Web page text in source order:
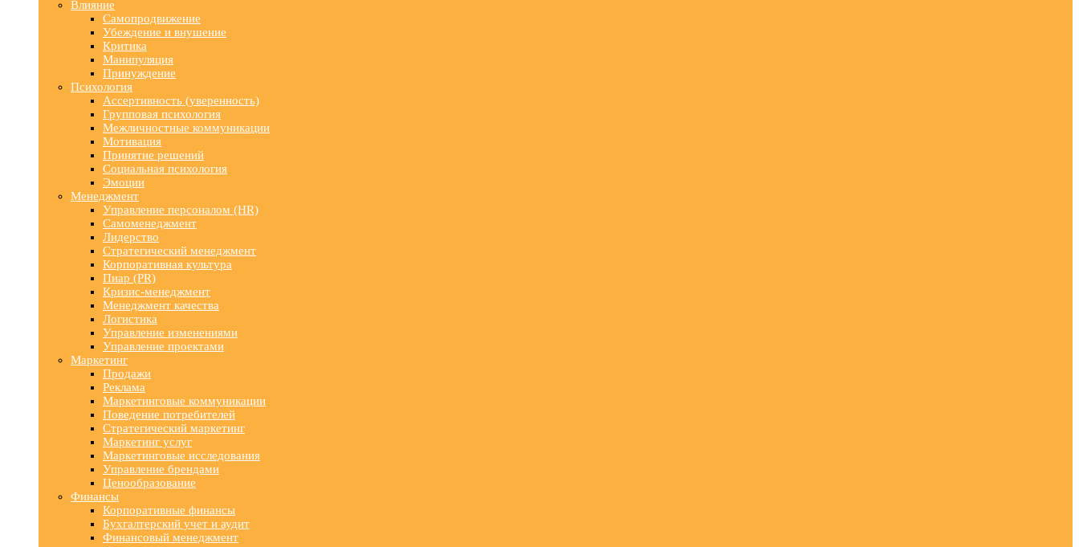
Влияние
Самопродвижение
Убеждение и внушение
Критика
Манипуляция
Принуждение
Психология
Ассертивность (уверенность)
Групповая психология
Межличностные коммуникации
Мотивация
Принятие решений
Социальная психология
Эмоции
Менеджмент
Управление персоналом (HR)
Самоменеджмент
Лидерство
Стратегический менеджмент
Корпоративная культура
Пиар (PR)
Кризис-менеджмент
Менеджмент качества
Логистика
Управление изменениями
Управление проектами
Маркетинг
Продажи
Реклама
Маркетинговые коммуникации
Поведение потребителей
Стратегический маркетинг
Маркетинг услуг
Маркетинговые исследования
Управление брендами
Ценообразование
Финансы
Корпоративные финансы
Бухгалтерский учет и аудит
Финансовый менеджмент